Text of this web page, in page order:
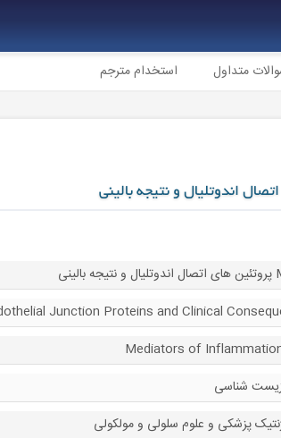
متداول استخدام مترجم
Junction Proteins and Clinical
شناسی
پزشکی و علوم سلولی و مولکولی